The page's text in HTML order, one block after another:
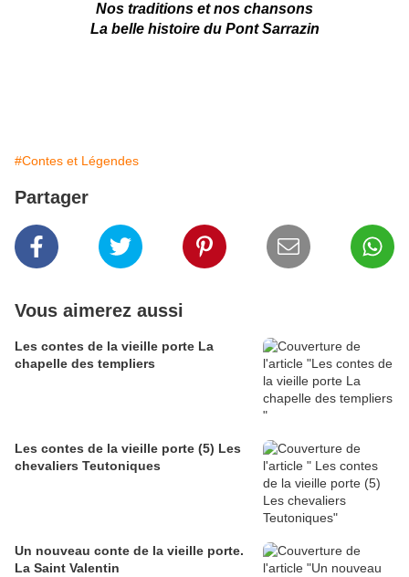
Nos traditions et nos chansons
La belle histoire du Pont Sarrazin
#Contes et Légendes
Partager
Vous aimerez aussi
Les contes de la vieille porte La
chapelle des templiers
Les contes de la vieille porte (5) Les
chevaliers Teutoniques
Un nouveau conte de la vieille porte.
La Saint Valentin